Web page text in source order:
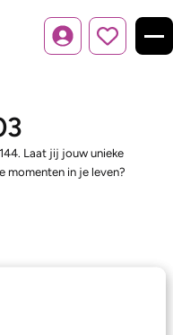
Inloggen
Laat jij jouw unieke
momenten in je leven?